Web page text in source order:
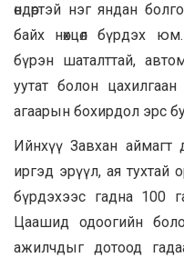
өндөртэй нэг яндан
байх нөхцөл бүрдэх
бүрэн шаталттай,
уутат болон
агаарын бохирдол эрс
Ийнхүү Завхан аймагт
иргэд эрүүл, ая тухтай
бүрдэхээс гадна 100
Цаашид одоогийн
ажилчдыг дотоод